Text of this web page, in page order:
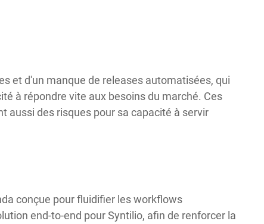
et d'un manque de releases automatisées, qui
à répondre vite aux besoins du marché. Ces
des risques pour sa capacité à servir
conçue pour fluidifier les workflows
end-to-end pour Syntilio, afin de renforcer la